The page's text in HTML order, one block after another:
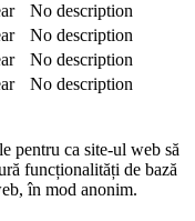
No description
No description
No description
No description
pentru ca site-ul web să
funcționalități de bază
în mod anonim.